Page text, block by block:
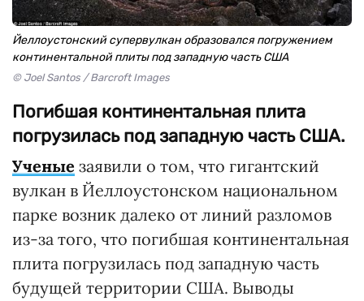
Йеллоустонский супервулкан образовался погружением
континентальной плиты под западную часть США
© Joel Santos / Barcroft Images
Погибшая континентальная плита
погрузилась под западную часть США.
Ученые заявили о том, что гигантский
вулкан в Йеллоустонском национальном
парке возник далеко от линий разломов
из-за того, что погибшая континентальная
плита погрузилась под западную часть
будущей территории США. Выводы